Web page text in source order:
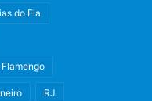
do Fla
RJ